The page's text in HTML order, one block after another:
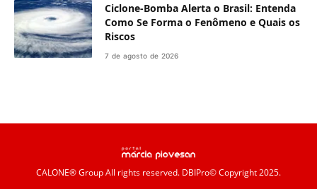
Ciclone-Bomba Alerta o Brasil: Entenda
Como Se Forma o Fenômeno e Quais os
Riscos
7 de agosto de 2026
CALONE® GroupAll rights reserved. DBIPro© Copyright 2025.